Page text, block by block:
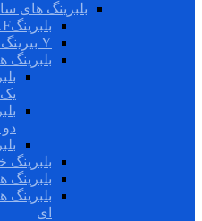
بلبرینگ های
بلبرینگSKF
Y بیرینگ ها
بلبرینگ
دو
بلبرینگ
ای